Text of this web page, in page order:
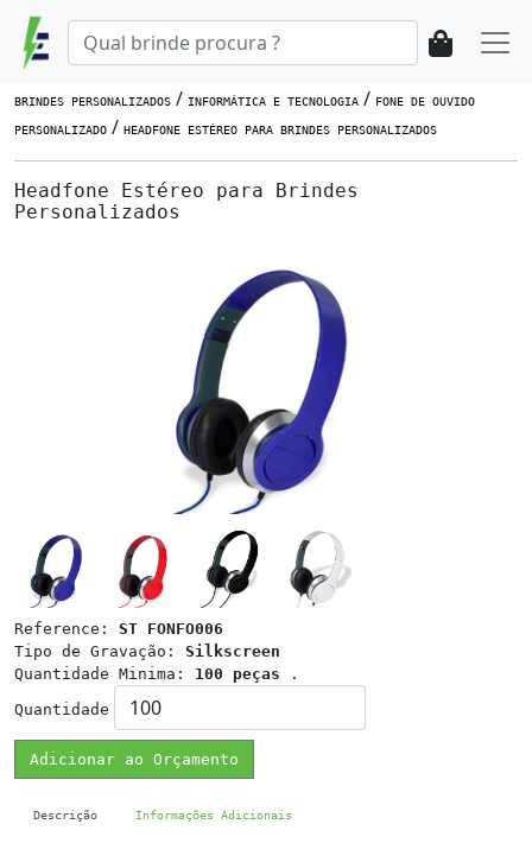
BRINDES PERSONALIZADOS / INFORMÁTICA E TECNOLOGIA / FONE DE OUVIDO
PERSONALIZADO / HEADFONE ESTÉREO PARA BRINDES PERSONALIZADOS
Headfone Estéreo para Brindes
Personalizados
Reference: ST FONFO006
Tipo de Gravação: Silkscreen
Quantidade Minima: 100 peças .
Quantidade
Adicionar ao Orçamento
Descrição Informações Adicionais